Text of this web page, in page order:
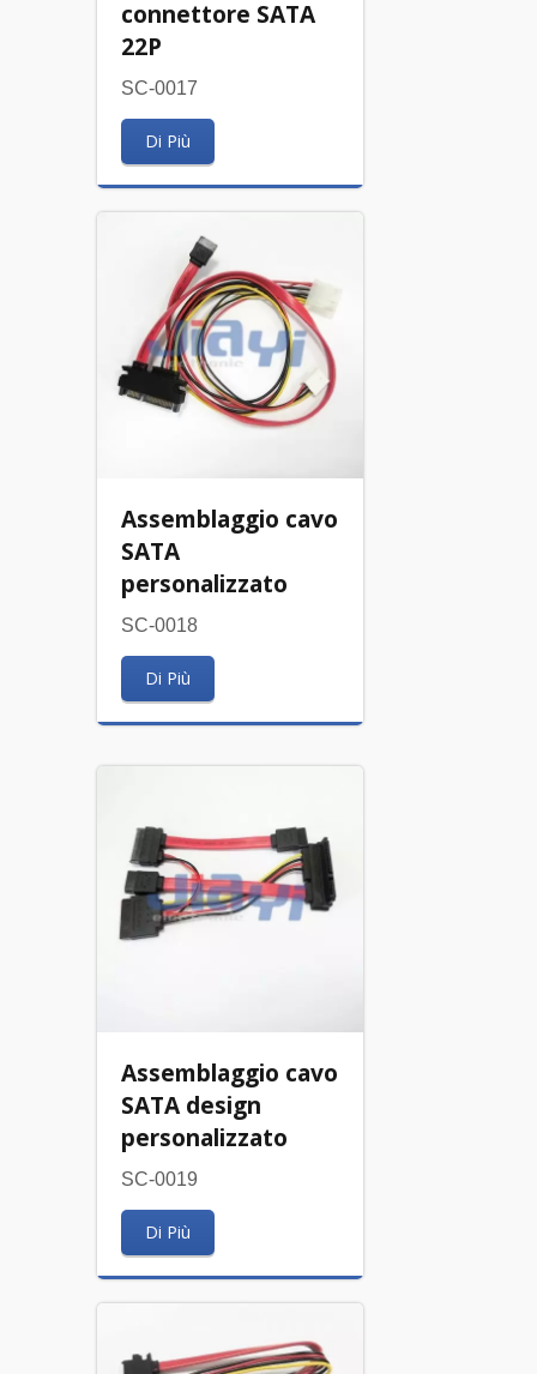
connettore SATA
22P
SC-0017
Di Più
Assemblaggio cavo
SATA
personalizzato
SC-0018
Di Più
Assemblaggio cavo
SATA design
personalizzato
SC-0019
Di Più